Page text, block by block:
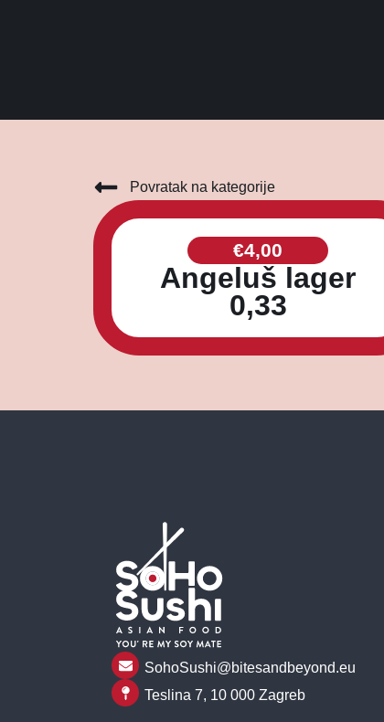
Povratak na kategorije
€4,00
Angeluš lager
0,33
SohoSushi@bitesandbeyond.eu
Teslina 7, 10 000 Zagreb